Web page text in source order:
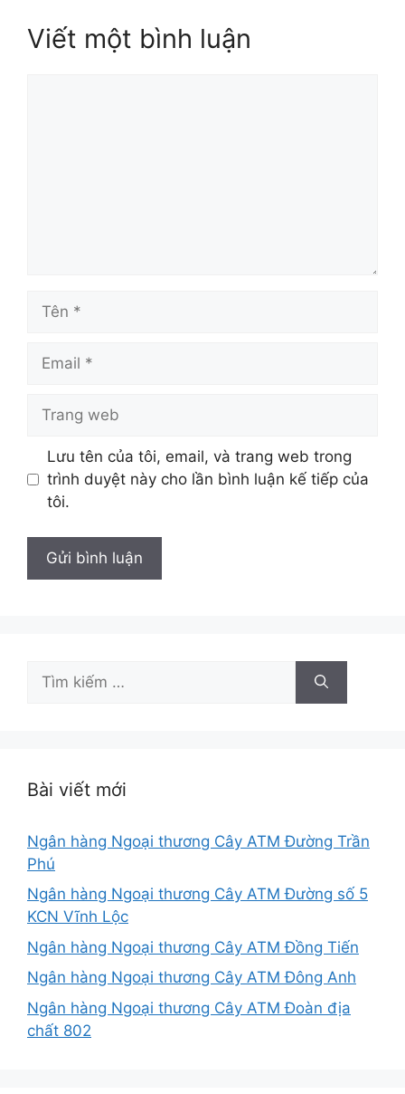
Viết một bình luận
Tên
Email
Trang
Lưu tên của tôi, email, và trang web trong
trình duyệt này cho lần bình luận kế tiếp của
tôi.
Tìm
kiếm
Bài viết mới
Ngân hàng Ngoại thương Cây ATM Đường Trần
Phú
Ngân hàng Ngoại thương Cây ATM Đường số 5
KCN Vĩnh Lộc
Ngân hàng Ngoại thương Cây ATM Đồng Tiến
Ngân hàng Ngoại thương Cây ATM Đông Anh
Ngân hàng Ngoại thương Cây ATM Đoàn địa
chất 802